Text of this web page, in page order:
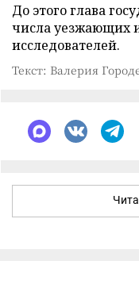
До этого глава
числа уезжающих
исследователей.
Текст: Валерия